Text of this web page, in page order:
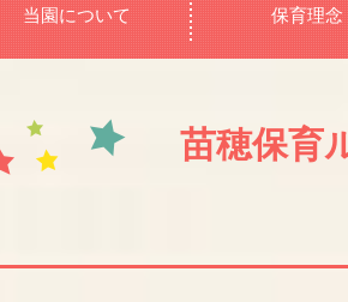
当園について 保育理念
苗穂保育